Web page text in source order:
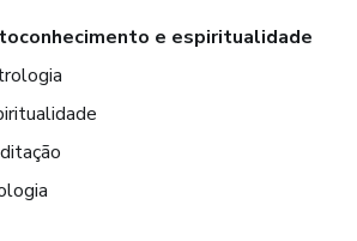
e espiritualidade